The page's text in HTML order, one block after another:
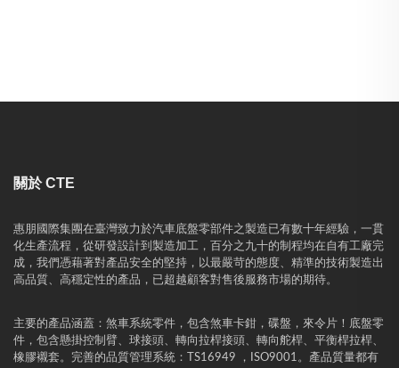
關於 CTE
惠朋國際集團在臺灣致力於汽車底盤零部件之製造已有數十年經驗，一貫
化生產流程，從研發設計到製造加工，百分之九十的制程均在自有工廠完
成，我們憑藉著對產品安全的堅持，以最嚴苛的態度、精準的技術製造出
高品質、高穩定性的產品，已超越顧客對售後服務市場的期待。
主要的產品涵蓋：煞車系統零件，包含煞車卡鉗，碟盤，來令片！底盤零
件，包含懸掛控制臂、球接頭、轉向拉桿接頭、轉向舵桿、平衡桿拉桿、
橡膠襯套。完善的品質管理系統：TS16949 ，ISO9001。產品質量都有